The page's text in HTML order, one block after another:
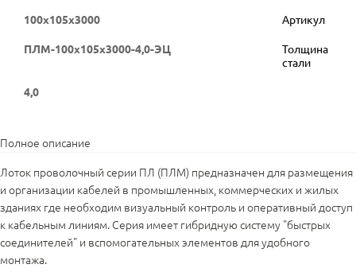
100х105х3000 Артикул
ПЛМ-100х105х3000-4,0-ЭЦ
Толщина
стали
4,0
Полное описание
Лоток проволочный серии ПЛ (ПЛМ) предназначен для размещения
и организации кабелей в промышленных, коммерческих и жилых
зданиях где необходим визуальный контроль и оперативный доступ
к кабельным линиям. Серия имеет гибридную систему "быстрых
соединителей" и вспомогательных элементов для удобного
монтажа.